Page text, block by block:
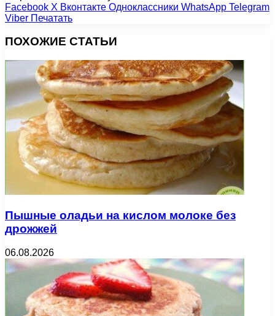
Facebook X Вконтакте Одноклассники WhatsApp Telegram
Viber Печатать
ПОХОЖИЕ СТАТЬИ
Пышные оладьи на кислом молоке без
дрожжей
06.08.2026